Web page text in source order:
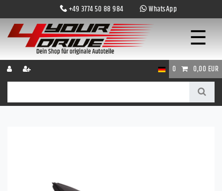
+49 3774 50 88 984 WhatsApp
☰
0 0,00 EUR